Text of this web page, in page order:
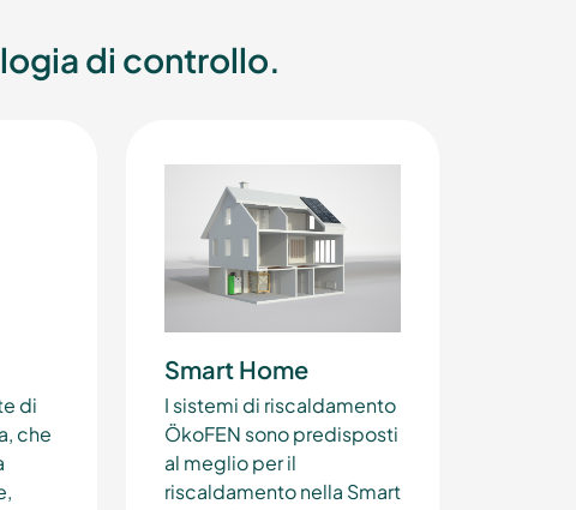
di controllo.
di
che
Smart Home
I sistemi di riscaldamento
ÖkoFEN sono predisposti
al meglio per il
riscaldamento nella Smart